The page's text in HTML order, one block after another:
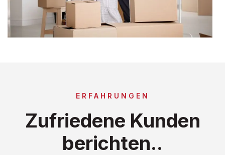
ERFAHRUNGEN
Zufriedene Kunden
berichten..